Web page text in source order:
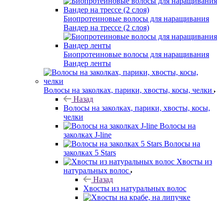
Биопротеиновые волосы для наращивания
Вандер на трессе (2 слоя)
Биопротеиновые волосы для наращивания
Вандер ленты
Волосы на заколках, парики, хвосты, косы, челки
Назад
Волосы на заколках, парики, хвосты, косы,
челки
Волосы на
заколках J-line
Волосы на
заколках 5 Stars
Хвосты из
натуральных волос
Назад
Хвосты из натуральных волос